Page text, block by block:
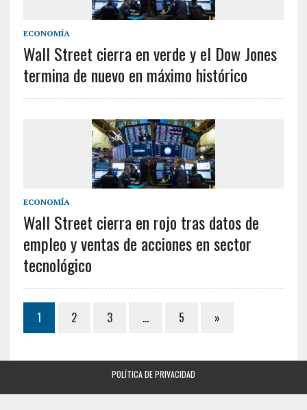
ECONOMÍA
Wall Street cierra en verde y el Dow Jones
termina de nuevo en máximo histórico
ECONOMÍA
Wall Street cierra en rojo tras datos de
empleo y ventas de acciones en sector
tecnológico
1 2 3 … 5 »
POLÍTICA DE PRIVACIDAD